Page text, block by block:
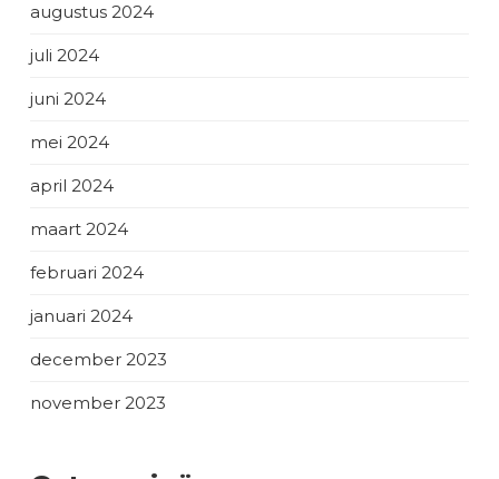
augustus 2024
juli 2024
juni 2024
mei 2024
april 2024
maart 2024
februari 2024
januari 2024
december 2023
november 2023